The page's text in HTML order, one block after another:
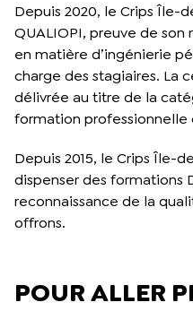
Depuis 2020, le Crips Île-
QUALIOPI, preuve de
en matière d’ingénierie
charge des stagiaires. La
délivrée au titre de la
formation professionnelle
Depuis 2015, le Crips Île-
dispenser des formations
reconnaissance de la
offrons.
POUR ALLER